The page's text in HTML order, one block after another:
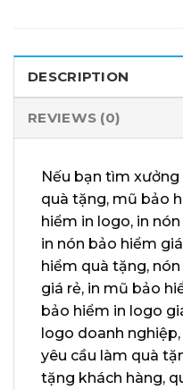
DESCRIPTION
REVIEWS (0)
Nếu bạn tìm
quà tặng, mũ bảo
hiểm in logo, in
in nón bảo hiểm
hiểm quà tặng,
giá rẻ, in mũ bảo
bảo hiểm in logo
logo doanh
yêu cầu làm quà
tặng khách hàng,